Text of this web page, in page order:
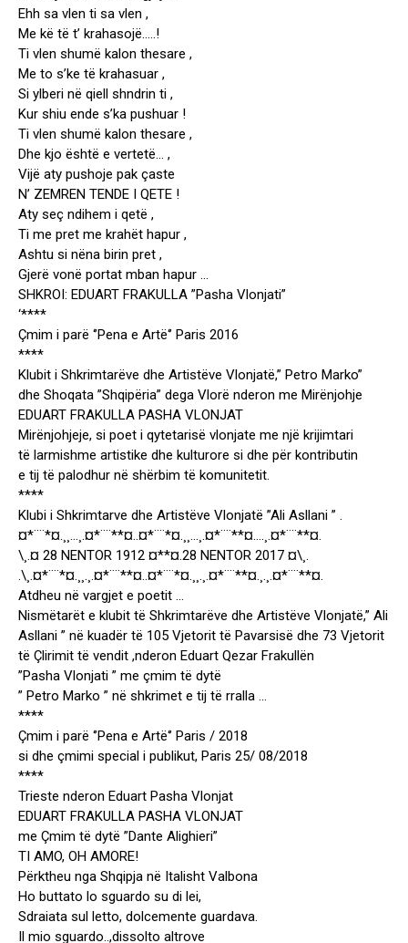
Ehh sa vlen ti sa vlen ,
Me kë të t’ krahasojë…..!
Ti vlen shumë kalon thesare ,
Me to s’ke të krahasuar ,
Si ylberi në qiell shndrin ti ,
Kur shiu ende s’ka pushuar !
Ti vlen shumë kalon thesare ,
Dhe kjo është e vertetë… ,
Vijë aty pushoje pak çaste
N’ ZEMREN TENDE I QETE !
Aty seç ndihem i qetë ,
Ti me pret me krahët hapur ,
Ashtu si nëna birin pret ,
Gjerë vonë portat mban hapur …
SHKROI: EDUART FRAKULLA ”Pasha Vlonjati”
‘****
Çmim i parë ‘’Pena e Artë‘’ Paris 2016
****
Klubit i Shkrimtarëve dhe Artistëve Vlonjatë,” Petro Marko”
dhe Shoqata ”Shqipëria” dega Vlorë nderon me Mirënjohje
EDUART FRAKULLA PASHA VLONJAT
Mirënjohjeje, si poet i qytetarisë vlonjate me një krijimtari
të larmishme artistike dhe kulturore si dhe për kontributin
e tij të palodhur në shërbim të komunitetit.
****
Klubi i Shkrimtarve dhe Artistëve Vlonjatë ”Ali Asllani ” .
¤*¨¨*¤.¸¸…¸.¤*¨¨**¤..¤*¨¨*¤.¸¸…¸.¤*¨¨**¤….¸.¤*¨¨**¤.
\¸.¤ 28 NENTOR 1912 ¤**¤.28 NENTOR 2017 ¤\¸.
.\¸.¤*¨¨*¤.¸¸.¸.¤*¨¨**¤..¤*¨¨*¤.¸¸.¸.¤*¨¨**¤.¸.¸.¤*¨¨**¤.
Atdheu në vargjet e poetit …
Nismëtarët e klubit të Shkrimtarëve dhe Artistëve Vlonjatë,” Ali
Asllani ” në kuadër të 105 Vjetorit të Pavarsisë dhe 73 Vjetorit
të Çlirimit të vendit ,nderon Eduart Qezar Frakullën
”Pasha Vlonjati ” me çmim të dytë
” Petro Marko ” në shkrimet e tij të rralla …
****
Çmim i parë ‘’Pena e Artë‘’ Paris / 2018
si dhe çmimi special i publikut, Paris 25/ 08/2018
****
Trieste nderon Eduart Pasha Vlonjat
EDUART FRAKULLA PASHA VLONJAT
me Çmim të dytë ”Dante Alighieri”
TI AMO, OH AMORE!
Përktheu nga Shqipja në Italisht Valbona
Ho buttato lo sguardo su di lei,
Sdraiata sul letto, dolcemente guardava.
Il mio sguardo..,dissolto altrove